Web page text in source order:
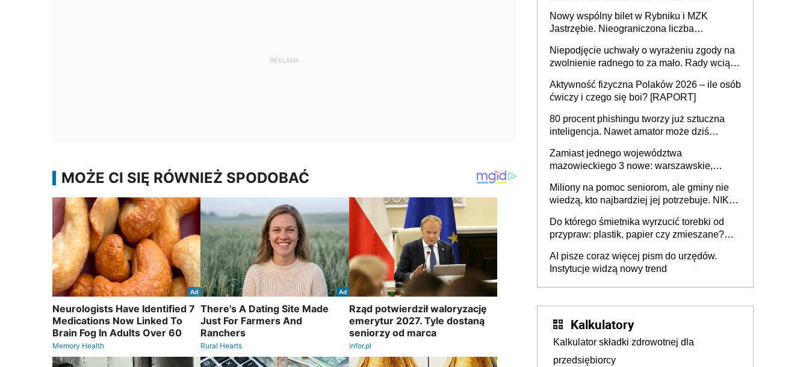
REKLAMA
Nowy wspólny bilet w Rybniku i MZK
Jastrzębie. Nieograniczona liczba
Niepodjęcie uchwały o wyrażeniu zgody na
zwolnienie radnego to za mało. Rady wciąż
rozstrzygać sprawy
Aktywność fizyczna Polaków 2026 – ile osób
ćwiczy i czego się boi? [RAPORT]
80 procent phishingu tworzy już sztuczna
inteligencja. Nawet amator może dziś
Zamiast jednego województwa
mazowieckiego 3 nowe: warszawskie,
Europie nie ma tak dużych jednostek
stołecznych
Miliony na pomoc seniorom, ale gminy nie
wiedzą, kto najbardziej jej potrzebuje. NIK
Do którego śmietnika wyrzucić torebki od
przypraw: plastik, papier czy zmieszane?
AI pisze coraz więcej pism do urzędów.
Instytucje widzą nowy trend
Kalkulatory
Kalkulator składki zdrowotnej dla
przedsiębiorcy